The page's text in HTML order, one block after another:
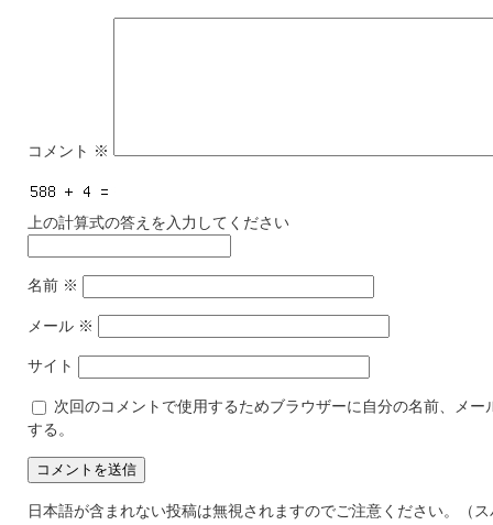
コメント ※
上の計算式の答えを入力してください
名前 ※
メール ※
サイト
次回のコメントで使用するためブラウザーに自分の名前、メー
する。
日本語が含まれない投稿は無視されますのでご注意ください。（